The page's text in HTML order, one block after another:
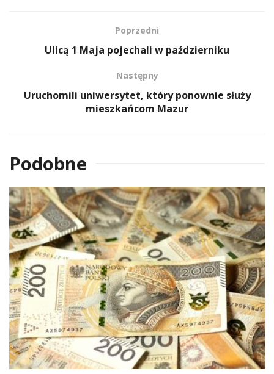
Poprzedni
Ulicą 1 Maja pojechali w październiku
Następny
Uruchomili uniwersytet, który ponownie służy
mieszkańcom Mazur
Podobne